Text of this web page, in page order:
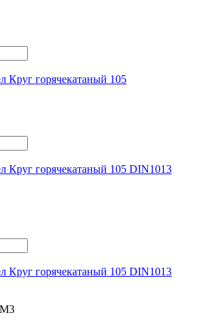
Круг горячекатаный 105
Круг горячекатаный 105 DIN1013
Круг горячекатаный 105 DIN1013